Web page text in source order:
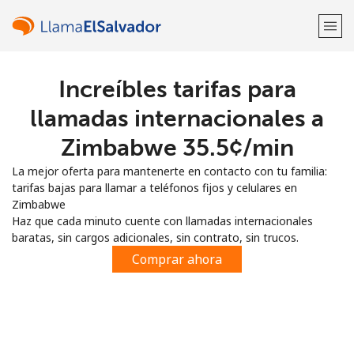
¡Bienvenido!
Regístrate con
o
Increíbles tarifas para
llamadas internacionales a
Zimbabwe ⁦35.5¢⁩/min
La mejor oferta para mantenerte en contacto con tu familia:
tarifas bajas para llamar a teléfonos fijos y celulares en
Zimbabwe
Haz que cada minuto cuente con llamadas internacionales
baratas, sin cargos adicionales, sin contrato, sin trucos.
Comprar ahora